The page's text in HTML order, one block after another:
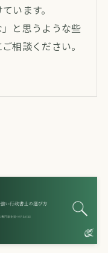
います。
」と思うような些
相談ください。